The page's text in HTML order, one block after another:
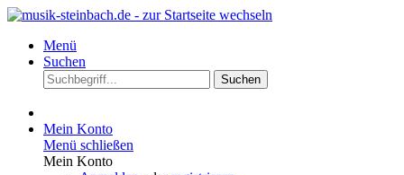
Menü
Suchen
Suchen
Mein Konto
Menü schließen
Mein Konto